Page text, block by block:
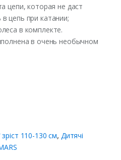
цепи, которая не даст
цепь при катании;
в комплекте.
в очень необычном
110-130 см, Дитячі